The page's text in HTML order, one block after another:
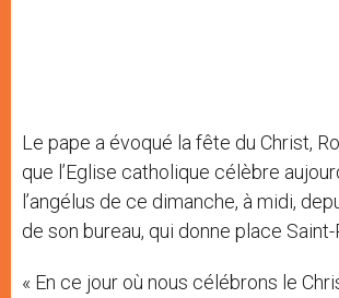
Le pape a évoqué la fête du Christ,
que l’Eglise catholique célèbre
l’angélus de ce dimanche, à midi,
de son bureau, qui donne place Saint-
« En ce jour où nous célébrons le